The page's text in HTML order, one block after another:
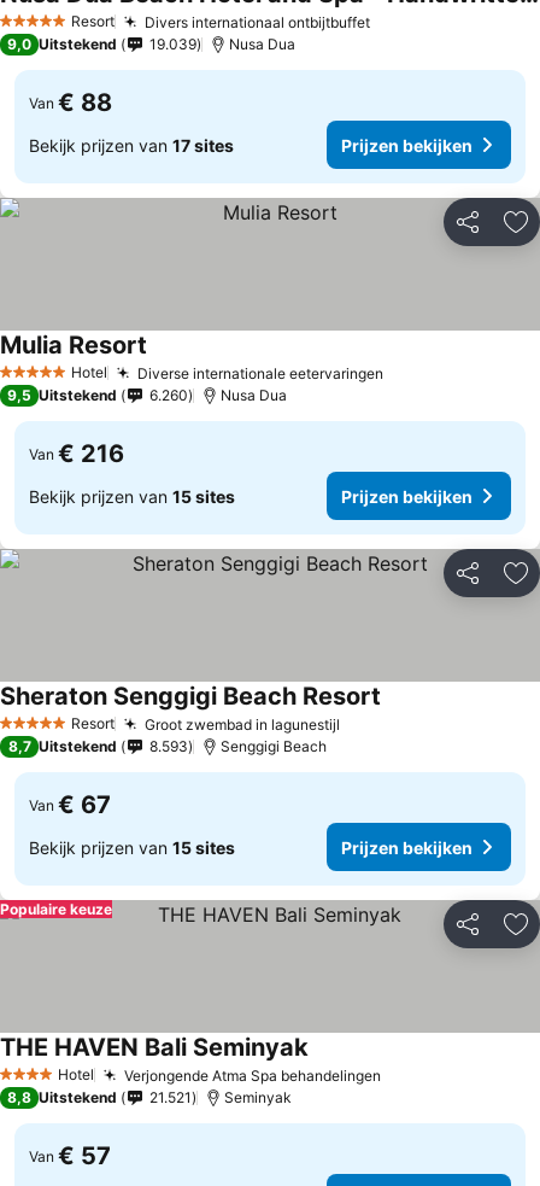
5 Sterren Resort Divers internationaal ontbijtbuffet
9,0 Uitstekend 19.039 Nusa Dua
Van € 88
Bekijk prijzen van 17 sites Prijzen bekijken
Delen
5 Sterren Hotel Diverse internationale eetervaringen
Mulia Resort
9,5 Uitstekend 6.260 Nusa Dua
Van € 216
Bekijk prijzen van 15 sites Prijzen bekijken
Delen
5 Sterren Resort Groot zwembad in lagunestijl
Sheraton Senggigi Beach Resort
8,7 Uitstekend 8.593 Senggigi Beach
Van € 67
Bekijk prijzen van 15 sites Prijzen bekijken
Delen
Populaire keuze
4 SterrenHotel Verjongende Atma Spa behandelingen
THE HAVEN Bali Seminyak
8,8 Uitstekend 21.521 Seminyak
Van € 57